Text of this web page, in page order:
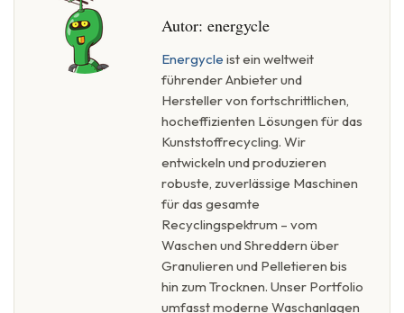
Autor: energycle
Energycle ist ein weltweit
führender Anbieter und
Hersteller von fortschrittlichen,
hocheffizienten Lösungen für das
Kunststoffrecycling. Wir
entwickeln und produzieren
robuste, zuverlässige Maschinen
für das gesamte
Recyclingspektrum – vom
Waschen und Shreddern über
Granulieren und Pelletieren bis
hin zum Trocknen. Unser Portfolio
umfasst moderne Waschanlagen